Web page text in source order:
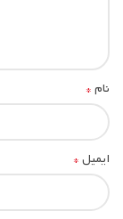
نام*
ایمیل*